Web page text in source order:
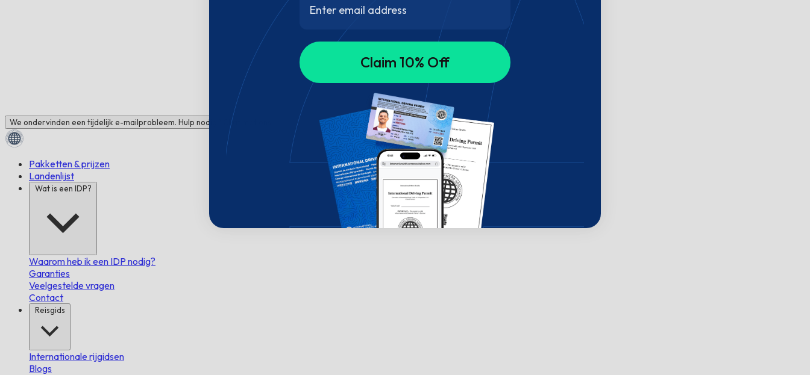
We ondervinden een tijdelijk e-mailprobleem. Hulp nodig? Chat met ons!
Pakketten & prijzen
Landenlijst
Wat is een IDP?
Waarom heb ik een IDP nodig?
Garanties
Veelgestelde vragen
Contact
Reisgids
Internationale rijgidsen
Blogs
Claim 10% Off